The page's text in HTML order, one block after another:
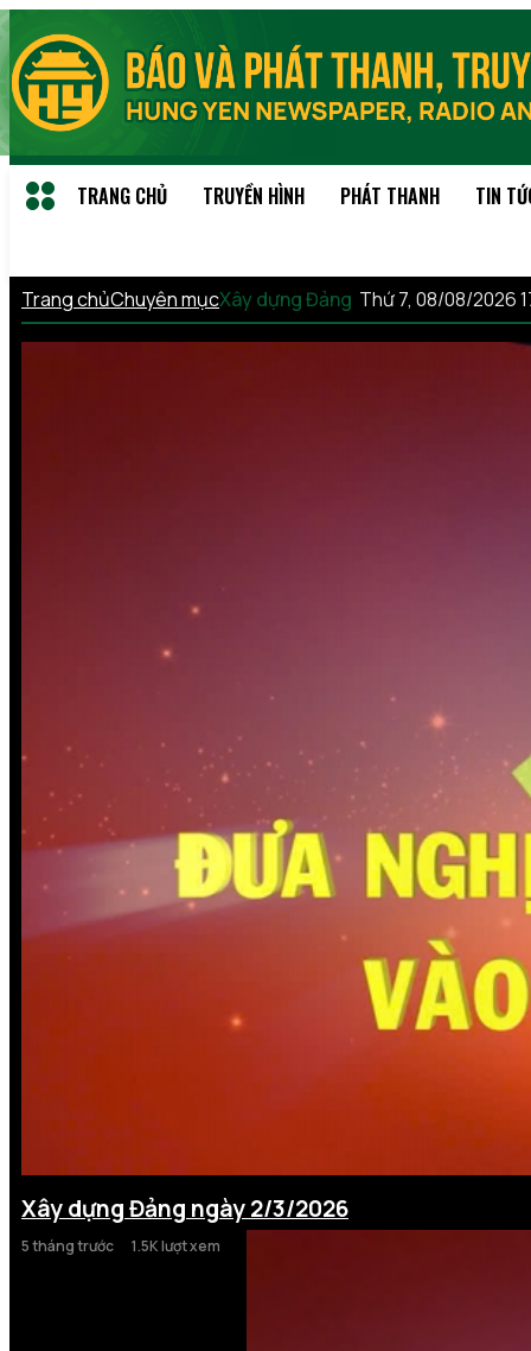
TRANG CHỦ TRUYỀN HÌNH PHÁT THANH TIN
Trang chủChuyên mụcXây dựng Đảng Thứ 7, 08/08/2026
Xây dựng Đảng ngày 2/3/2026
5 tháng trước 1.5K lượt xem